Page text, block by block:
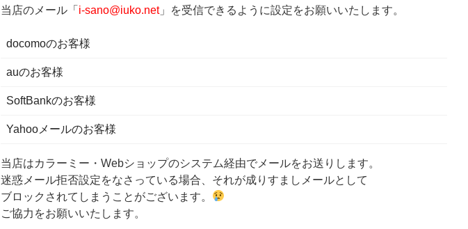
当店のメール「 i-sano@iuko.net」を受信できるように設定をお願いいたします。
docomoのお客様
auのお客様
SoftBankのお客様
Yahooメールのお客様
当店はカラーミー・Webショップのシステム経由でメールをお送りします。
迷惑メール拒否設定をなさっている場合、それが成りすましメールとして
ブロックされてしまうことがございます。
ご協力をお願いいたします。